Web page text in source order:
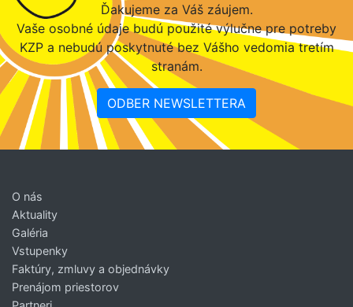
Ďakujeme za Váš záujem.
Vaše osobné údaje budú použité výlučne pre potreby
KZP a nebudú poskytnuté bez Vášho vedomia tretím
stranám.
ODBER NEWSLETTERA
O nás
Aktuality
Galéria
Vstupenky
Faktúry, zmluvy a objednávky
Prenájom priestorov